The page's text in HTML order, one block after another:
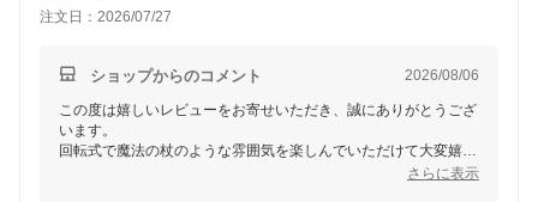
注文日：2026/07/27
ショップからのコメント 2026/08/06
この度は嬉しいレビューをお寄せいただき、誠にありがとうござ
います。
回転式で魔法の杖のような雰囲気を楽しんでいただけて大変嬉し
さらに表示